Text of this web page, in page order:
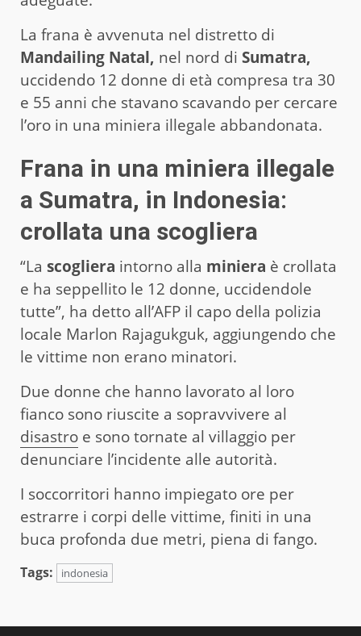
La frana è avvenuta nel distretto di
Mandailing Natal, nel nord di Sumatra,
uccidendo 12 donne di età compresa tra 30
e 55 anni che stavano scavando per cercare
l’oro in una miniera illegale abbandonata.
Frana in una miniera illegale
a Sumatra, in Indonesia:
crollata una scogliera
“La scogliera intorno alla miniera è crollata
e ha seppellito le 12 donne, uccidendole
tutte”, ha detto all’AFP il capo della polizia
locale Marlon Rajagukguk, aggiungendo che
le vittime non erano minatori.
Due donne che hanno lavorato al loro
fianco sono riuscite a sopravvivere al
disastro e sono tornate al villaggio per
denunciare l’incidente alle autorità.
I soccorritori hanno impiegato ore per
estrarre i corpi delle vittime, finiti in una
buca profonda due metri, piena di fango.
Tags: indonesia